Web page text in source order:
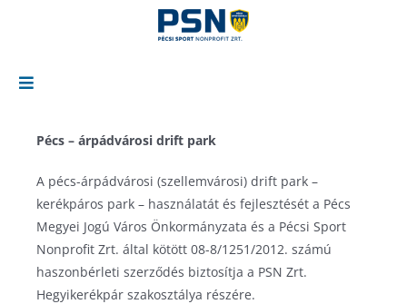
Toggle
Bemutatkozás
Projektjeink
Hullámfürdő felújítások
Lauber Dezső Sportcsarnok energetikai felújítása
Id. Dárdai Pál Labdarúgó Utánpótlás Edzőközpont
TAO
Ajánló
TAO – Jégkorong
Visszaélés-bejelentési rendszer
Vezetők és felügyelőbizottsági tagok bére, juttatásai
SPORTLÉTESÍTMÉNYEK
Árpád Fejedelem Gimnázium és Általános Iskola sportpálya
Id. Dárdai Pál Labdarúgó Utánpótlás Edzőközpont
Kertvárosi futókör
Kertvárosi Kerékpáros Park
LÉTESÍTMÉNYFOGLALÁS
SPORTISKOLA
SPRINTER / Sportolói regisztráció
Aerobik
Atlétika
SZABADIDŐSPORT
Bemutatkozás / Regisztráció
Asztalitenisz
DIÁKSPORT
Versenykiírások
ELÉRHETŐSÉGEINK
Pécs – árpádvárosi drift park
A pécs-árpádvárosi (szellemvárosi) drift park –
kerékpáros park – használatát és fejlesztését a Pécs
Megyei Jogú Város Önkormányzata és a Pécsi Sport
Nonprofit Zrt. által kötött 08-8/1251/2012. számú
haszonbérleti szerződés biztosítja a PSN Zrt.
Hegyikerékpár szakosztálya részére.